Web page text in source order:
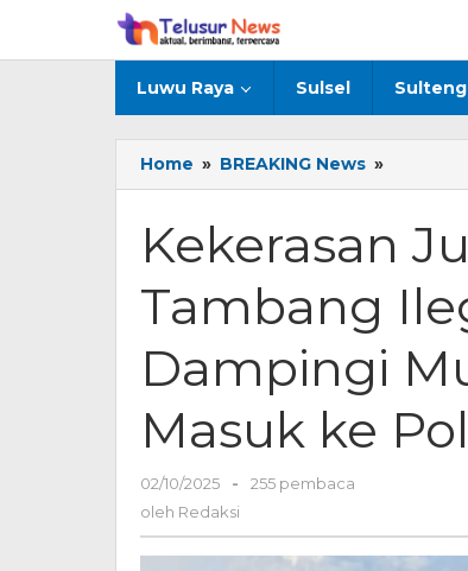
konten
Luwu Raya Sulsel Sulteng
Home » BREAKING News »
Jurnalis
Dugaan
Tambang
Ilegal,
Dampingi
Muliadi,
Dua
Laporan
Lutim
Kekerasan
Tambang
Dampingi
Masuk ke
02/10/2025
oleh
Redaksi
-
255 pembaca
oleh Redaksi